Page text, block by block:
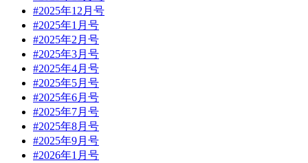
#2025年12月号
#2025年1月号
#2025年2月号
#2025年3月号
#2025年4月号
#2025年5月号
#2025年6月号
#2025年7月号
#2025年8月号
#2025年9月号
#2026年1月号